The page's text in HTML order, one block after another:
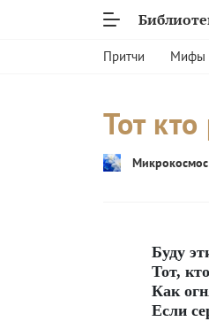
Притчи Мифы
Тот
Микрокосмос
Буду
Тот,
Как
Если